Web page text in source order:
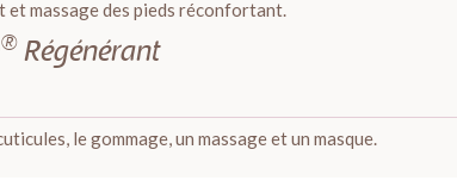
et massage des pieds réconfortant.
® Régénérant
le gommage, un massage et un masque.